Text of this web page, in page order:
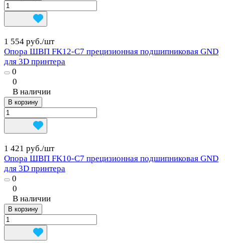
1 554 руб./шт
Опора ШВП FK12-C7 прецизионная подшипниковая GND
для 3D принтера
0
0
В наличии
В корзину
1 421 руб./шт
Опора ШВП FK10-C7 прецизионная подшипниковая GND
для 3D принтера
0
0
В наличии
В корзину